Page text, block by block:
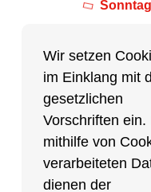
Wir setzen
im Einklang mit
gesetzlichen
Vorschriften ein.
mithilfe von
verarbeiteten
dienen der
Partner